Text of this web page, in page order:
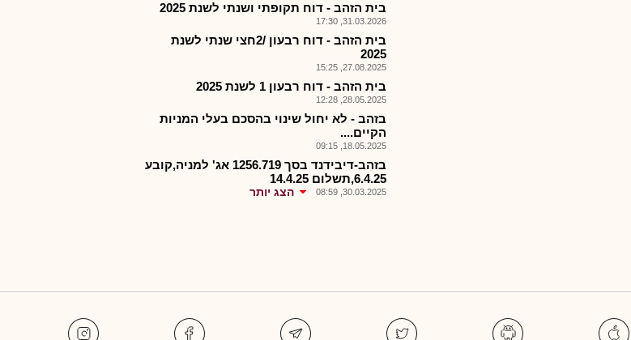
בית הזהב - דוח תקופתי ושנתי לשנת 2025
31.03.2026, 17:30
בית הזהב - דוח רבעון /2חצי שנתי לשנת
2025
27.08.2025, 15:25
בית הזהב - דוח רבעון 1 לשנת 2025
28.05.2025, 12:28
בזהב - לא יחול שינוי בהסכם בעלי המניות
הקיים....
18.05.2025, 09:15
בזהב-דיבידנד בסך 1256.719 אג' למניה,קובע
6.4.25,תשלום 14.4.25
30.03.2025, 08:59 הצג יותר